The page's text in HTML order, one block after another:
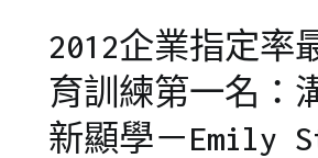
2012企業指定率
育訓練第一名：
新顯學－Emily